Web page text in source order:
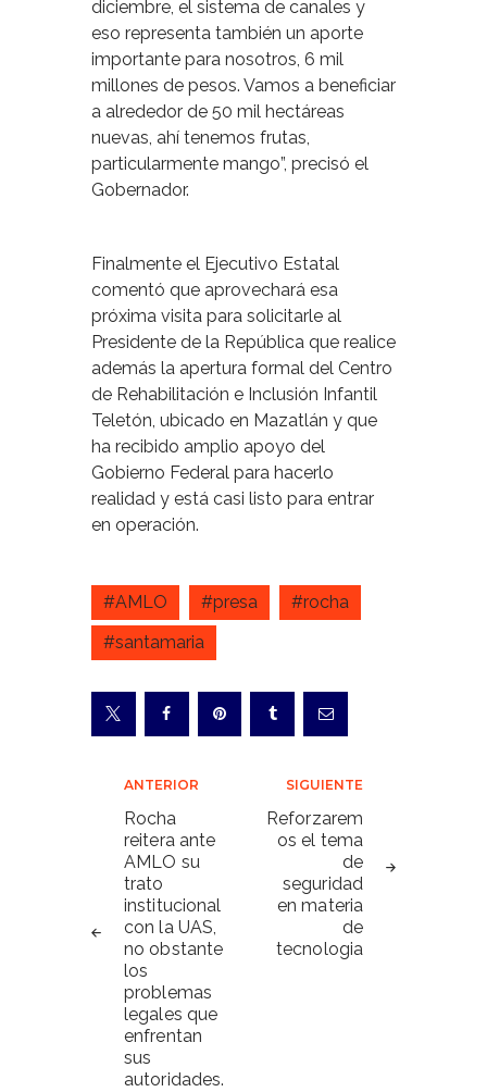
diciembre, el sistema de canales y
eso representa también un aporte
importante para nosotros, 6 mil
millones de pesos. Vamos a beneficiar
a alrededor de 50 mil hectáreas
nuevas, ahí tenemos frutas,
particularmente mango”, precisó el
Gobernador.
Finalmente el Ejecutivo Estatal
comentó que aprovechará esa
próxima visita para solicitarle al
Presidente de la República que realice
además la apertura formal del Centro
de Rehabilitación e Inclusión Infantil
Teletón, ubicado en Mazatlán y que
ha recibido amplio apoyo del
Gobierno Federal para hacerlo
realidad y está casi listo para entrar
en operación.
#AMLO #presa
#rocha
#santamaria
Navegación
de
entradas
ANTERIOR
Rocha
reitera ante
AMLO su
trato
institucional
con la UAS,
no obstante
los
problemas
legales que
enfrentan
sus
autoridades.
SIGUIENTE
Reforzarem
os el tema
de
seguridad
en materia
de
tecnologia